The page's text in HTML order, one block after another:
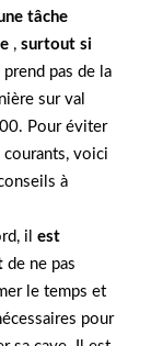
tâche
, surtout si
prend pas de la
sur val
Pour éviter
courants, voici
à
il est
de ne pas
le temps et
pour